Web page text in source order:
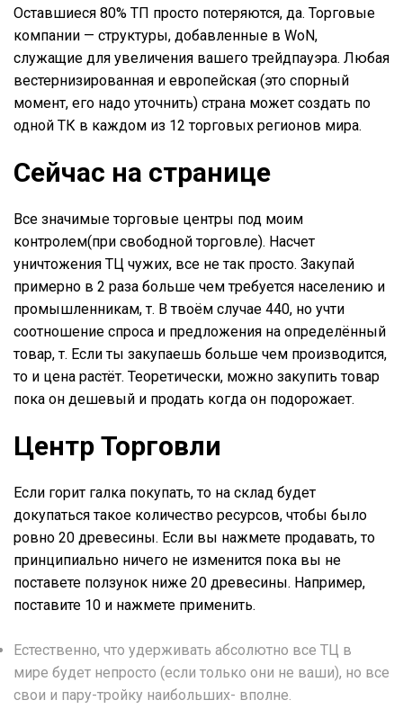
Оставшиеся 80% ТП просто потеряются, да. Торговые
компании — структуры, добавленные в WoN,
служащие для увеличения вашего трейдпауэра. Любая
вестернизированная и европейская (это спорный
момент, его надо уточнить) страна может создать по
одной ТК в каждом из 12 торговых регионов мира.
Сейчас на странице
Все значимые торговые центры под моим
контролем(при свободной торговле). Насчет
уничтожения ТЦ чужих, все не так просто. Закупай
примерно в 2 раза больше чем требуется населению и
промышленникам, т. В твоём случае 440, но учти
соотношение спроса и предложения на определённый
товар, т. Если ты закупаешь больше чем производится,
то и цена растёт. Теоретически, можно закупить товар
пока он дешевый и продать когда он подорожает.
Центр Торговли
Если горит галка покупать, то на склад будет
докупаться такое количество ресурсов, чтобы было
ровно 20 древесины. Если вы нажмете продавать, то
принципиально ничего не изменится пока вы не
поставете ползунок ниже 20 древесины. Например,
поставите 10 и нажмете применить.
Естественно, что удерживать абсолютно все ТЦ в
мире будет непросто (если только они не ваши), но все
свои и пару-тройку наибольших- вполне.